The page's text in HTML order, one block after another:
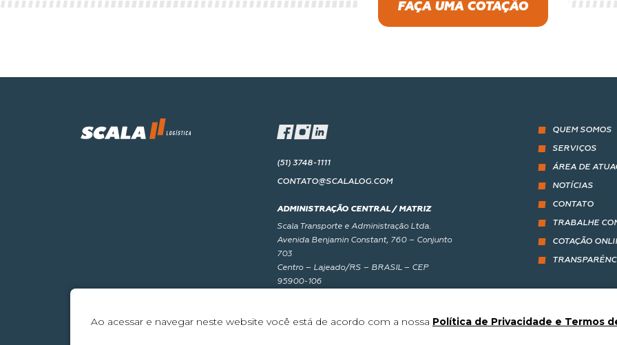
FAÇA UMA COTAÇÃO
(51) 3748-1111
CONTATO@SCALALOG.COM
ADMINISTRAÇÃO CENTRAL / MATRIZ
Scala Transporte e Administração Ltda.
Avenida Benjamin Constant, 760 – Conjunto
703
Centro – Lajeado/RS – BRASIL – CEP
95900-106
QUEM SOMOS
SERVIÇOS
ÁREA DE
NOTÍCIAS
CONTATO
TRABALHE
COTAÇÃO
Ao acessar e navegar neste website você está de acordo com a nossa Política de Privacidade e Termos